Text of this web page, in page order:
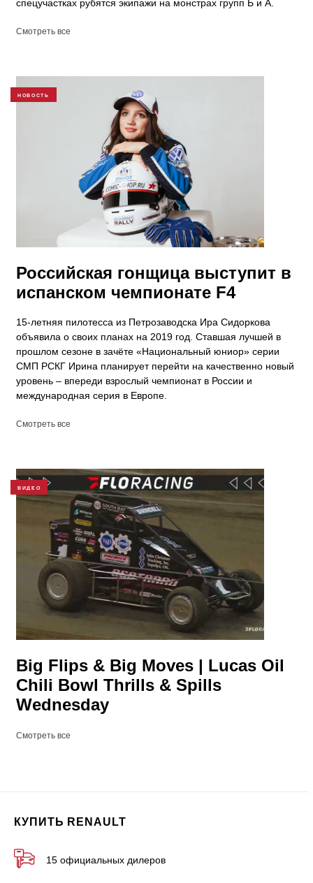
спецучастках рубятся экипажи на монстрах групп Б и А.
Смотреть все
НОВОСТЬ
Российская гонщица выступит в
испанском чемпионате F4
15-летняя пилотесса из Петрозаводска Ира Сидоркова
объявила о своих планах на 2019 год. Ставшая лучшей в
прошлом сезоне в зачёте «Национальный юниор» серии
СМП РСКГ Ирина планирует перейти на качественно новый
уровень – впереди взрослый чемпионат в России и
международная серия в Европе.
Смотреть все
ВИДЕО
Big Flips & Big Moves | Lucas Oil
Chili Bowl Thrills & Spills
Wednesday
Смотреть все
КУПИТЬ RENAULT
15 официальных дилеров